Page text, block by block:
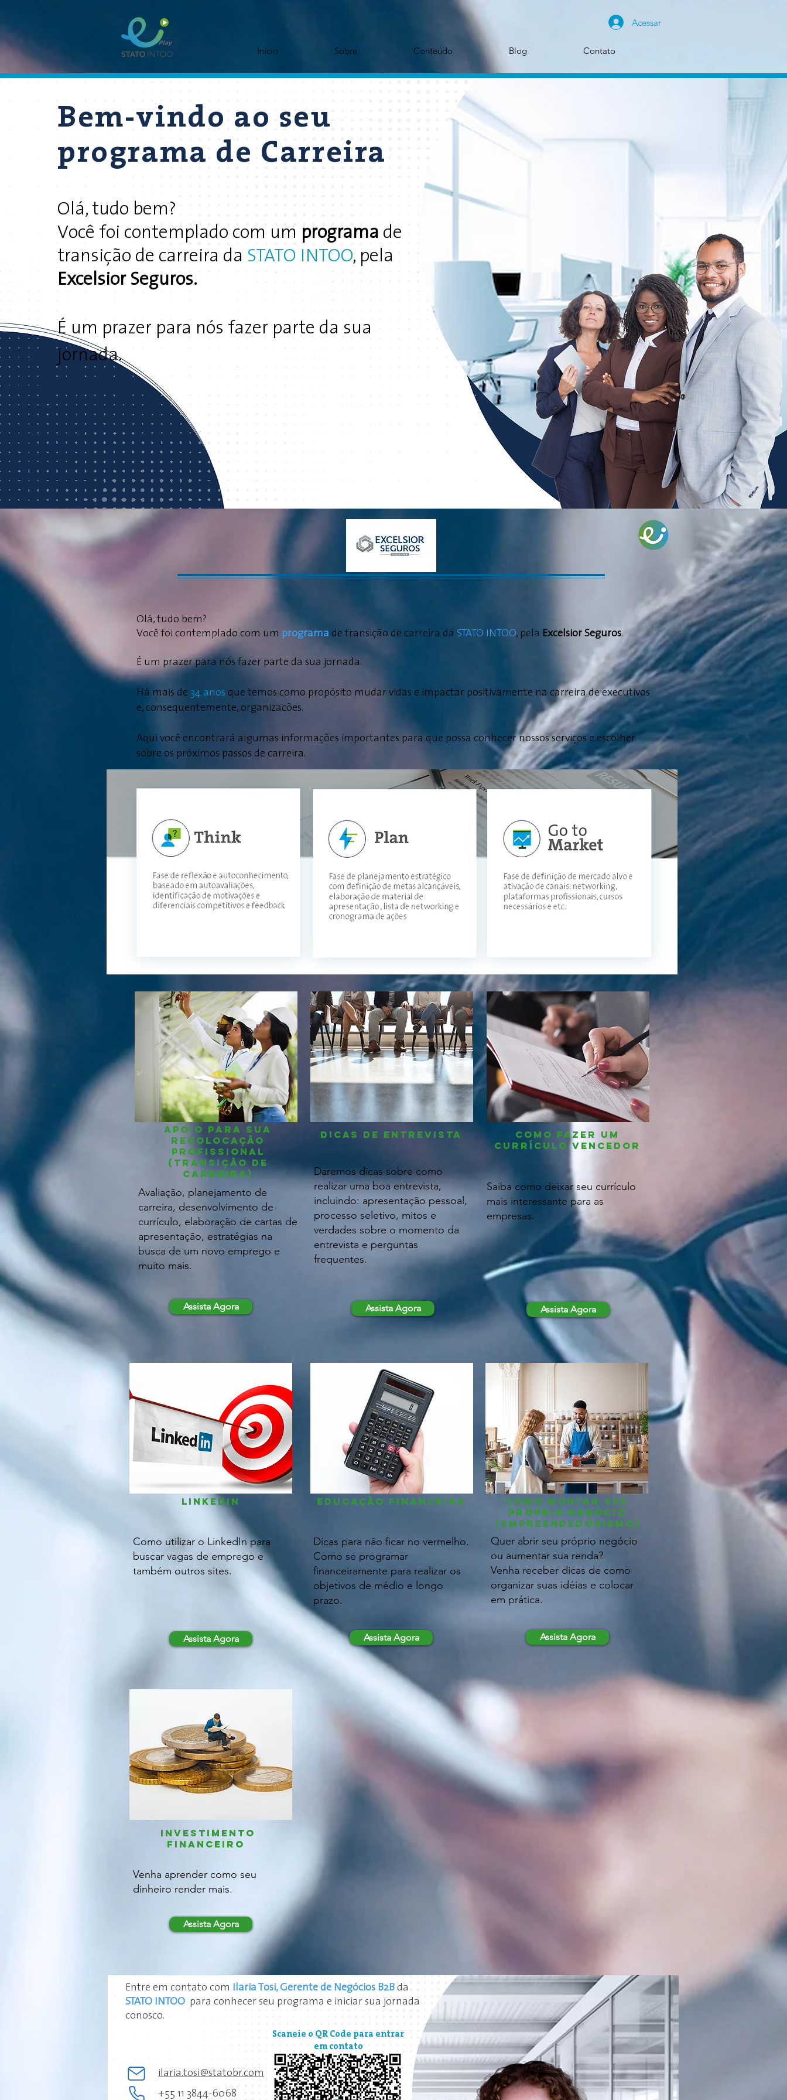
Início Sobre Conteúdo Blog Contato
Acessar
Bem-vindo ao seu
programa de Carreira
Olá, tudo bem?
Você foi contemplado com um programa de
transição de carreira da STATO INTOO, pela
Excelsior Seguros.
É um prazer para nós fazer parte da sua
jornada.
Olá, tudo bem?
Você foi contemplado com um programa de transição de carreira da STATO INTOO, pela Excelsior Seguros.
É um prazer para nós fazer parte da sua jornada.
Há mais de 34 anos que temos como propósito mudar vidas e impactar positivamente na carreira de executivos
e, consequentemente, organizacões.
Aqui você encontrará algumas informações importantes para que possa conhecer nossos serviços e escolher
sobre os próximos passos de carreira.
Apoio para sua
recolocação
profissional
(transição de
carreira)
Avaliação, planejamento de
carreira, desenvolvimento de
currículo, elaboração de cartas de
apresentação, estratégias na
busca de um novo emprego e
muito mais.
Assista Agora
Dicas de entrevista
Daremos dicas sobre como
realizar uma boa entrevista,
incluindo: apresentação pessoal,
processo seletivo, mitos e
verdades sobre o momento da
entrevista e perguntas
frequentes.
Assista Agora
como fazer um
currículo vencedor
Saiba como deixar seu currículo
mais interessante para as
empresas.
Assista Agora
Linkedin
Como utilizar o LinkedIn para
buscar vagas de emprego e
também outros sites.
Assista Agora
EDUCAÇÃO FINANCEIRA
Dicas para não ficar no vermelho.
Como se programar
financeiramente para realizar os
objetivos de médio e longo
prazo.
Assista Agora
Quer abrir seu próprio negócio
ou aumentar sua renda?
Venha receber dicas de como
organizar suas idéias e colocar
em prática.
Como montar seu
próprio negócio
(empreendedorismo)
Assista Agora
INVESTIMENTO
FINANCEIRO
Venha aprender como seu
dinheiro render mais.
Assista Agora
Entre em contato com Ilaria Tosi, Gerente de Negócios B2B da
STATO INTOO para conhecer seu programa e iniciar sua jornada
conosco.
ilaria.tosi@statobr.com
+55 11 3844-6068
Scaneie o QR Code para entrar
em contato